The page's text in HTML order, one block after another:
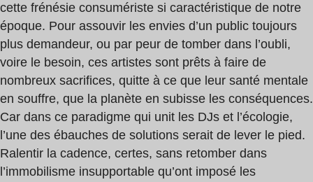
cette frénésie consumériste si caractéristique de notre
époque. Pour assouvir les envies d’un public toujours
plus demandeur, ou par peur de tomber dans l’oubli,
voire le besoin, ces artistes sont prêts à faire de
nombreux sacrifices, quitte à ce que leur santé mentale
en souffre, que la planète en subisse les conséquences.
Car dans ce paradigme qui unit les DJs et l’écologie,
l’une des ébauches de solutions serait de lever le pied.
Ralentir la cadence, certes, sans retomber dans
l’immobilisme insupportable qu’ont imposé les